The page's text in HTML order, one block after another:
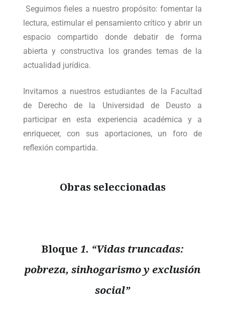
Seguimos fieles a nuestro propósito: fomentar la
lectura, estimular el pensamiento crítico y abrir un
espacio compartido donde debatir de forma
abierta y constructiva los grandes temas de la
actualidad jurídica.
Invitamos a nuestros estudiantes de la Facultad
de Derecho de la Universidad de Deusto a
participar en esta experiencia académica y a
enriquecer, con sus aportaciones, un foro de
reflexión compartida.
Obras seleccionadas
Bloque 1. “Vidas truncadas:
pobreza, sinhogarismo y exclusión
social”